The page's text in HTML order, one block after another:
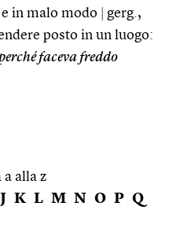
in malo modo
gerg.,
posto in un luogo:
faceva freddo
alla z
J K L M N O P Q